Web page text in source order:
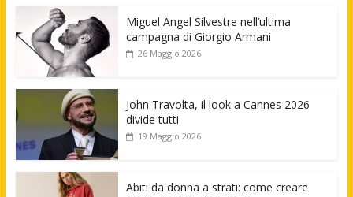
Miguel Angel Silvestre nell’ultima
campagna di Giorgio Armani
26 Maggio 2026
John Travolta, il look a Cannes 2026
divide tutti
19 Maggio 2026
Abiti da donna a strati: come creare